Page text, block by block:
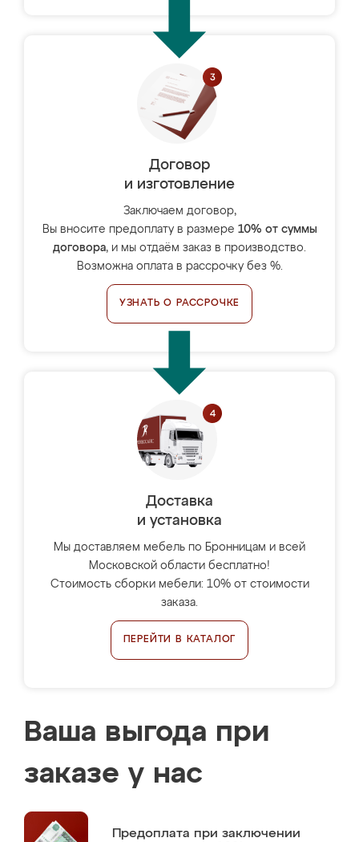
Договор
и изготовление
Заключаем договор,
Вы вносите предоплату в размере 10% от суммы
договора, и мы отдаём заказ в производство.
Возможна оплата в рассрочку без %.
УЗНАТЬ О РАССРОЧКЕ
Доставка
и установка
Мы доставляем мебель по Бронницам и всей
Московской области бесплатно!
Стоимость сборки мебели: 10% от стоимости
заказа.
ПЕРЕЙТИ В КАТАЛОГ
Ваша выгода при
заказе у нас
Предоплата при заключении